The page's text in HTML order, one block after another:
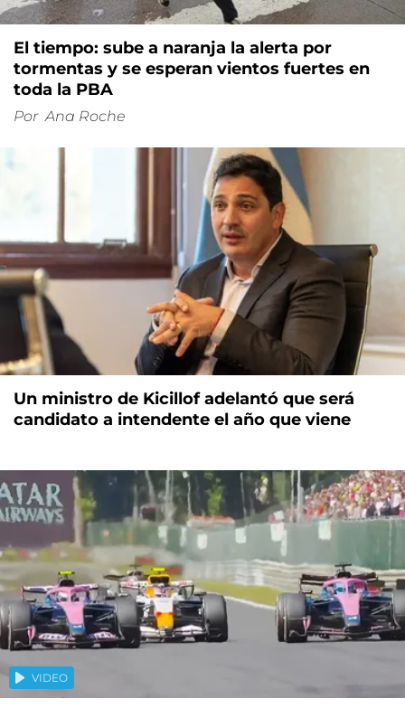
El tiempo: sube a naranja la alerta por
tormentas y se esperan vientos fuertes en
toda la PBA
Por Ana Roche
Un ministro de Kicillof adelantó que será
candidato a intendente el año que viene
VIDEO